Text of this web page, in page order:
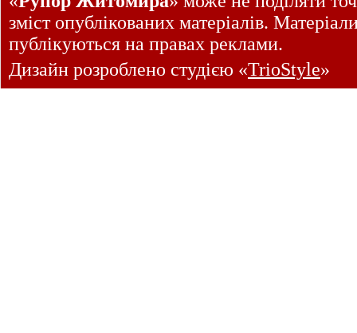
зміст опублікованих матеріалів.
публікуються на правах реклами.
Дизайн розроблено студією «TrioStyle»